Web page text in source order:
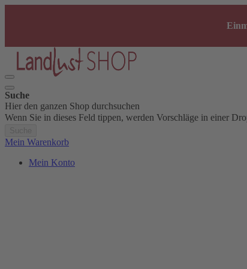
Suche
Hier den ganzen Shop durchsuchen
Wenn Sie in dieses Feld tippen, werden Vorschläge in einer
Mein Warenkorb
Mein Konto